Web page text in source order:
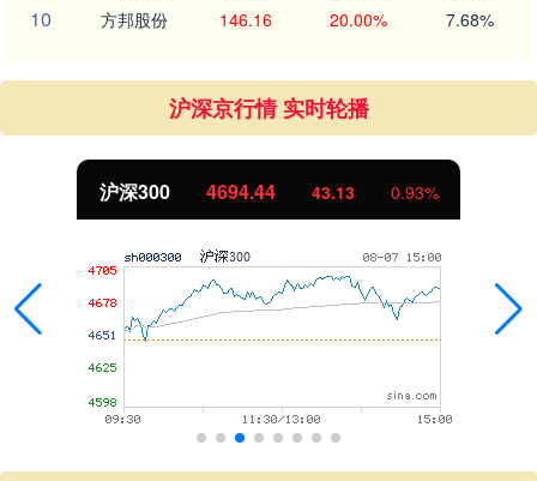
10 方邦股份 146.16 20.00% 7.68%
沪深京行情 实时轮播
北证50 1134.24